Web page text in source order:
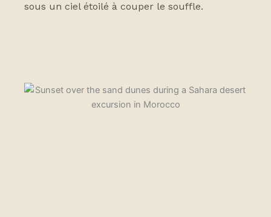
sous un ciel étoilé à couper le souffle.